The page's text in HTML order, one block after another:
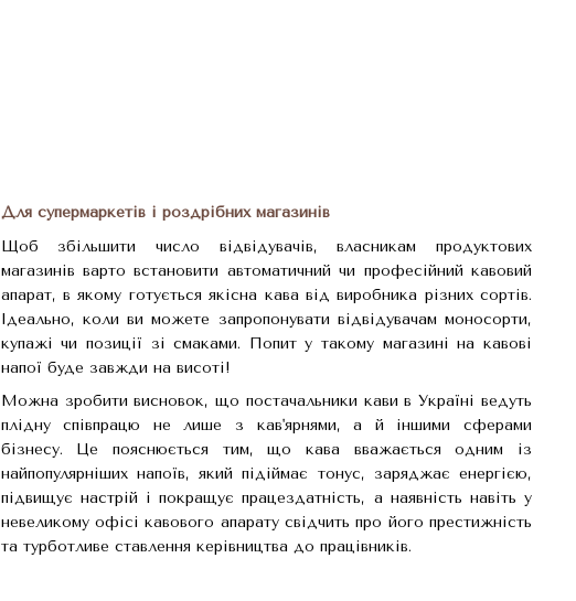
Для супермаркетів і роздрібних магазинів
Щоб збільшити число відвідувачів, власникам продуктових
магазинів варто встановити автоматичний чи професійний кавовий
апарат, в якому готується якісна кава від виробника різних сортів.
Ідеально, коли ви можете запропонувати відвідувачам моносорти,
купажі чи позиції зі смаками. Попит у такому магазині на кавові
напої буде завжди на висоті!
Можна зробити висновок, що постачальники кави в Україні ведуть
плідну співпрацю не лише з кав'ярнями, а й іншими сферами
бізнесу. Це пояснюється тим, що кава вважається одним із
найпопулярніших напоїв, який підіймає тонус, заряджає енергією,
підвищує настрій і покращує працездатність, а наявність навіть у
невеликому офісі кавового апарату свідчить про його престижність
та турботливе ставлення керівництва до працівників.